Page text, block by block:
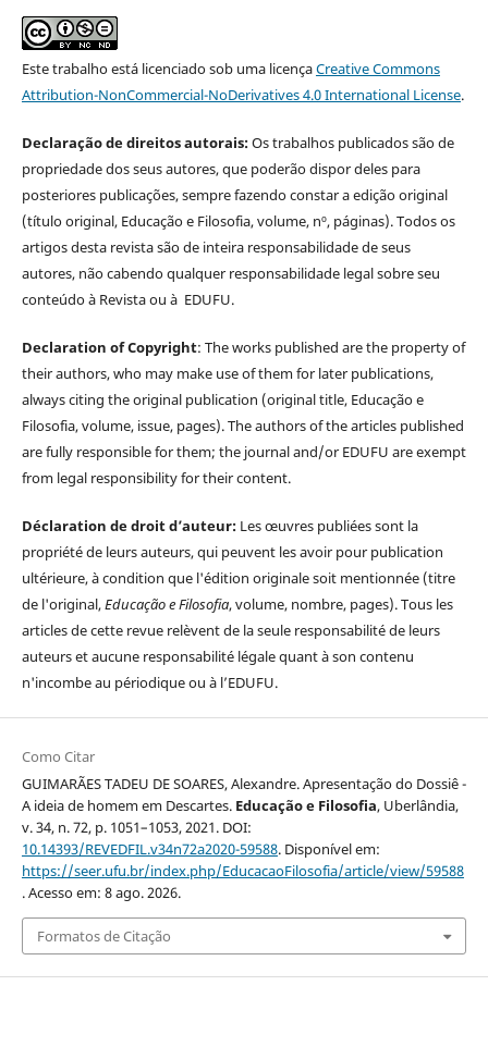
Este trabalho está licenciado sob uma licençaCreative Commons
Attribution-NonCommercial-NoDerivatives 4.0 International License.
Declaração de direitos autorais:Os trabalhos publicados são de
propriedade dos seus autores, que poderão dispor deles para
posteriores publicações, sempre fazendo constar a edição original
(título original, Educação e Filosofia, volume, nº, páginas). Todos os
artigos desta revista são de inteira responsabilidade de seus
autores, não cabendo qualquer responsabilidade legal sobre seu
conteúdo à Revista ou à EDUFU.
Declaration of Copyright: The works published are the property of
their authors, who may make use of them for later publications,
always citing the original publication (original title, Educação e
Filosofia, volume, issue, pages). The authors of the articles published
are fully responsible for them; the journal and/or EDUFU are exempt
from legal responsibility for their content.
Déclaration de droit d’auteur: Les œuvres publiées sont la
propriété de leurs auteurs, qui peuvent les avoir pour publication
ultérieure, à condition que l'édition originale soit mentionnée (titre
de l'original,Educação e Filosofia, volume, nombre, pages). Tous les
articles de cette revue relèvent de la seule responsabilité de leurs
auteurs et aucune responsabilité légale quant à son contenu
n'incombe au périodique ou à l’EDUFU.
Como Citar
GUIMARÃES TADEU DE SOARES, Alexandre. Apresentação do Dossiê -
A ideia de homem em Descartes. Educação e Filosofia, Uberlândia,
v. 34, n. 72, p. 1051–1053, 2021. DOI:
10.14393/REVEDFIL.v34n72a2020-59588. Disponível em:
https://seer.ufu.br/index.php/EducacaoFilosofia/article/view/59588
. Acesso em: 8 ago. 2026.
Formatos de Citação